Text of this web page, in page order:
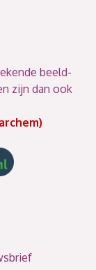
beeld-
zijn dan ook